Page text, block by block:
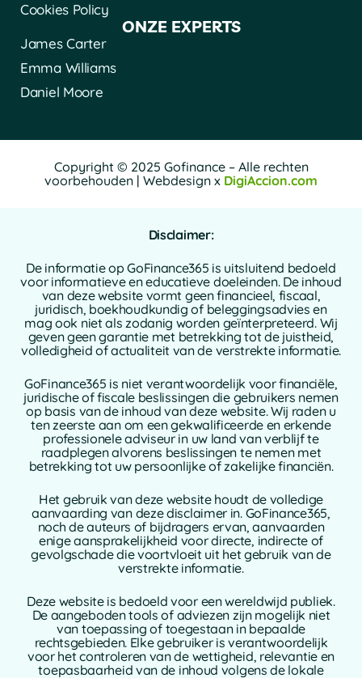
Cookies Policy
ONZE EXPERTS
James Carter
Emma Williams
Daniel Moore
Copyright © 2025 Gofinance – Alle rechten
voorbehouden | Webdesign x DigiAccion.com
Disclaimer:
De informatie op GoFinance365 is uitsluitend bedoeld
voor informatieve en educatieve doeleinden. De inhoud
van deze website vormt geen financieel, fiscaal,
juridisch, boekhoudkundig of beleggingsadvies en
mag ook niet als zodanig worden geïnterpreteerd. Wij
geven geen garantie met betrekking tot de juistheid,
volledigheid of actualiteit van de verstrekte informatie.
GoFinance365 is niet verantwoordelijk voor financiële,
juridische of fiscale beslissingen die gebruikers nemen
op basis van de inhoud van deze website. Wij raden u
ten zeerste aan om een gekwalificeerde en erkende
professionele adviseur in uw land van verblijf te
raadplegen alvorens beslissingen te nemen met
betrekking tot uw persoonlijke of zakelijke financiën.
Het gebruik van deze website houdt de volledige
aanvaarding van deze disclaimer in. GoFinance365,
noch de auteurs of bijdragers ervan, aanvaarden
enige aansprakelijkheid voor directe, indirecte of
gevolgschade die voortvloeit uit het gebruik van de
verstrekte informatie.
Deze website is bedoeld voor een wereldwijd publiek.
De aangeboden tools of adviezen zijn mogelijk niet
van toepassing of toegestaan in bepaalde
rechtsgebieden. Elke gebruiker is verantwoordelijk
voor het controleren van de wettigheid, relevantie en
toepasbaarheid van de inhoud volgens de lokale